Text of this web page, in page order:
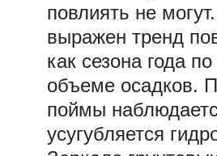
повлиять не
выражен тренд
как сезона года
объеме осадков.
поймы
усугубляется